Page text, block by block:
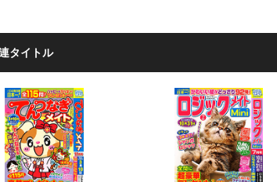
タイトル